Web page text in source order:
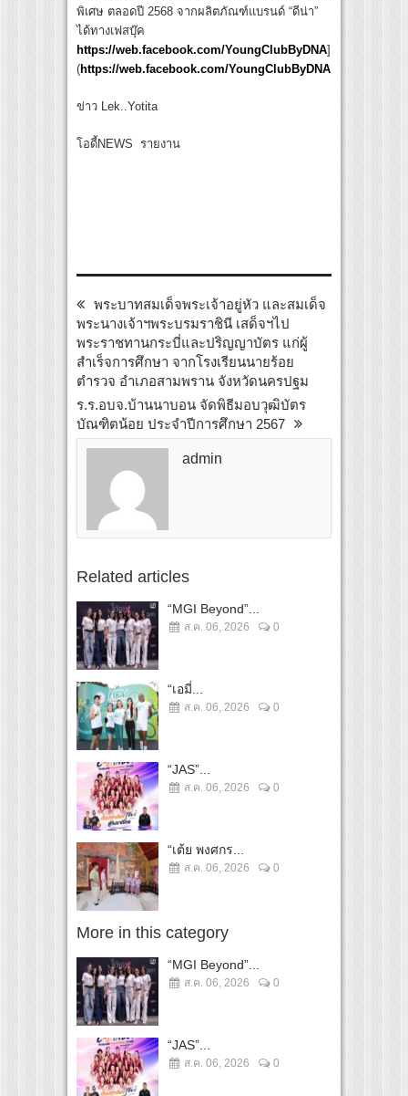
พิเศษ ตลอดปี 2568 จากผลิตภัณฑ์แบรนด์ “ดีน่า”
ได้ทางเฟสบุ๊ค
https://web.facebook.com/YoungClubByDNA]
(https://web.facebook.com/YoungClubByDNA
ข่าว Lek..Yotita
โอดี้NEWS รายงาน
พระบาทสมเด็จพระเจ้าอยู่หัว และสมเด็จ
พระนางเจ้าฯพระบรมราชินี เสด็จฯไป
พระราชทานกระบี่และปริญญาบัตร แก่ผู้
สำเร็จการศึกษา จากโรงเรียนนายร้อย
ตำรวจ อำเภอสามพราน จังหวัดนครปฐม
ร.ร.อบจ.บ้านนาบอน จัดพิธีมอบวุฒิบัตร
บัณฑิตน้อย ประจำปีการศึกษา 2567
admin
Related articles
“MGI Beyond”...
ส.ค. 06, 2026 0
“เอมี่...
ส.ค. 06, 2026 0
“JAS”...
ส.ค. 06, 2026 0
“เต้ย พงศกร...
ส.ค. 06, 2026 0
More in this category
“MGI Beyond”...
ส.ค. 06, 2026 0
“JAS”...
ส.ค. 06, 2026 0